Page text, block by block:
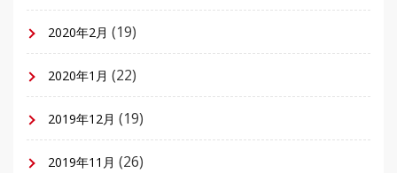
2020年2月 (19)
2020年1月 (22)
2019年12月 (19)
2019年11月 (26)